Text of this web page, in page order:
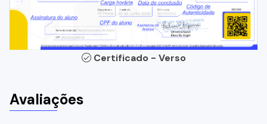
Certificado - Verso
Avaliações